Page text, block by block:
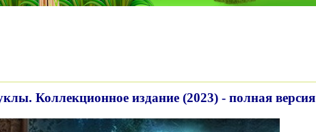
Коллекционное издание (2023) - полная версия